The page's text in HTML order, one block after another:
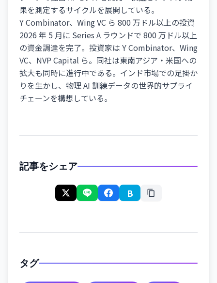
果を測定するサイクルを展開している。
Y Combinator、Wing VC ら 800 万ドル以上の投資
2026 年 5 月に Series A ラウンドで 800 万ドル以上
の資金調達を完了。投資家は Y Combinator、Wing
VC、NVP Capital ら。同社は東南アジア・米国への
拡大も同時に進行中である。インド市場での足掛か
りを生かし、物理 AI 訓練データの世界的サプライ
チェーンを構想している。
記事をシェア
B
タグ